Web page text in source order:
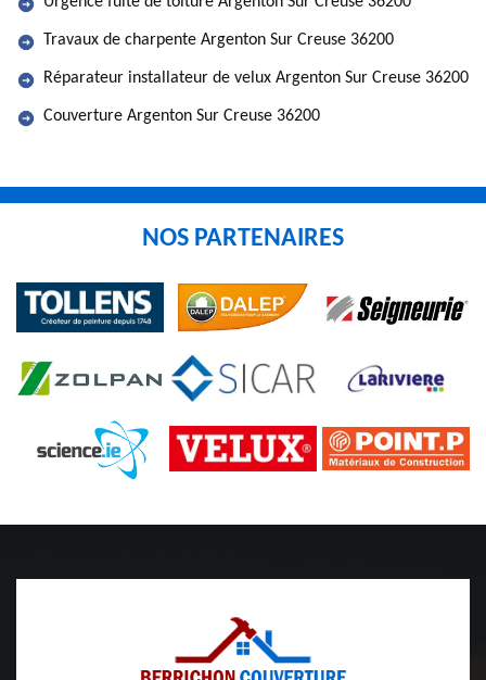
Travaux de charpente Argenton Sur Creuse 36200
Réparateur installateur de velux Argenton Sur Creuse 36200
Couverture Argenton Sur Creuse 36200
NOS PARTENAIRES